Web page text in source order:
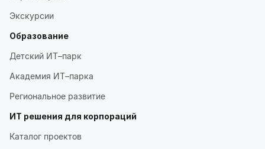
Экскурсии
Образование
Детский ИТ–парк
Академия ИТ–парка
Региональное развитие
ИТ решения для корпораций
Каталог проектов